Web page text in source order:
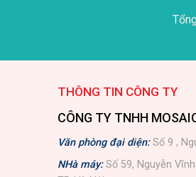
THÔNG TIN CÔNG TY
CÔNG TY TNHH
Văn phòng đại diện:Số 9 ,
NHà máy: Số 59, Nguyễn